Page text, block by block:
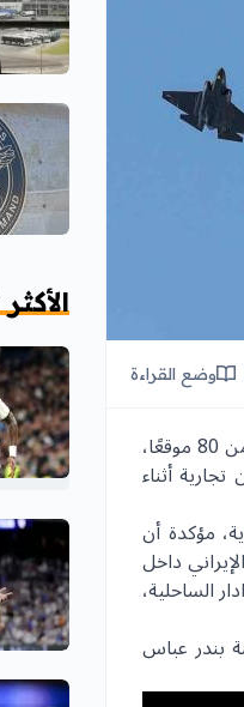
وضع القراءة
شنت الولايات المتحدة، فجر الأربعاء، ضربات عسكرية واسعة على جنوب إيران استهدفت أكثر من 80 موقعًا،
وطهران، وذلك عقب الهجمات التي تعرضت لها 3 سفن تجارية أثناء
مؤكدة أن
الثوري الإيراني داخل
الساحلية،
بندر عباس